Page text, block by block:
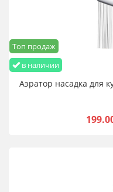
в наличии
Топ продаж
Аэратор насадка для